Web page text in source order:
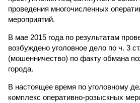
проведения многочисленных
мероприятий.
В мае 2015 года по результатам
возбуждено уголовное дело по ч. 3
(мошенничество) по факту обмана
города.
В настоящее время по уголовному
комплекс оперативно-розыскных